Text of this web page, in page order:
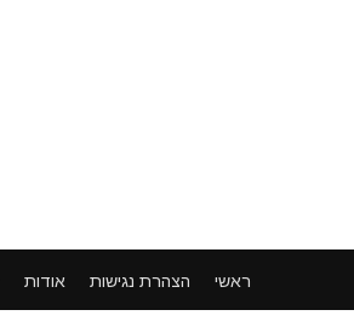
ראשי הצהרת נגישות אודות